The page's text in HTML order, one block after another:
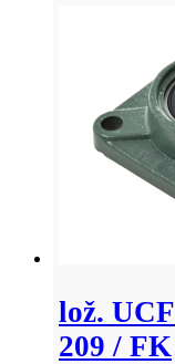
lož. UCF
209 / FK